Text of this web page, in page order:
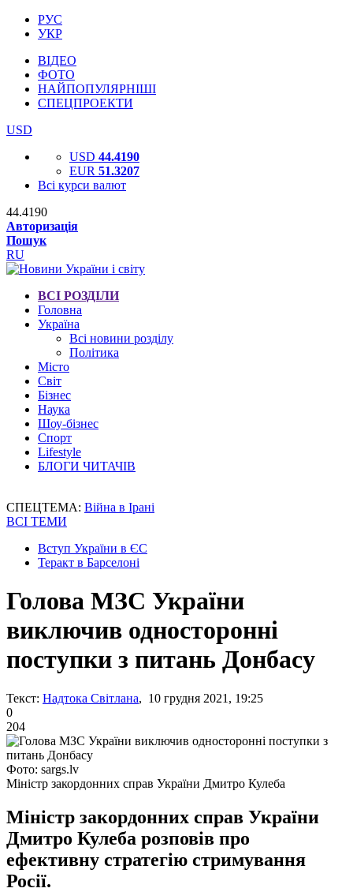
РУС
УКР
ВІДЕО
ФОТО
НАЙПОПУЛЯРНІШІ
СПЕЦПРОЕКТИ
USD
USD 44.4190
EUR 51.3207
Всі курси валют
44.4190
Авторизація
Пошук
RU
ВСІ РОЗДІЛИ
Головна
Україна
Всі новини розділу
Політика
Місто
Світ
Бізнес
Наука
Шоу-бізнес
Спорт
Lifestyle
БЛОГИ ЧИТАЧІВ
СПЕЦТЕМА: Війна в Ірані
ВСІ ТЕМИ
Вступ України в ЄС
Теракт в Барселоні
Голова МЗС України
виключив односторонні
поступки з питань Донбасу
Текст: Надтока Світлана, 10 грудня 2021, 19:25
0
204
Фото: sargs.lv
Міністр закордонних справ України Дмитро Кулеба
Міністр закордонних справ України
Дмитро Кулеба розповів про
ефективну стратегію стримування
Росії.